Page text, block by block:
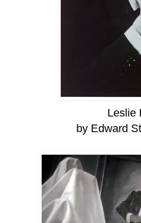
Leslie
by Edward